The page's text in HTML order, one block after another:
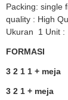
Packing: single
quality : High
Ukuran 1 Unit :
FORMASI
3 2 1 1 + meja
3 2 1 + meja